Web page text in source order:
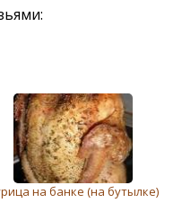
на банке (на бутылке)